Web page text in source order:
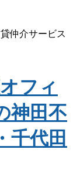
仲介サービス